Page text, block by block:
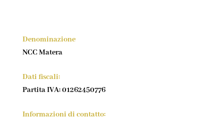
Denominazione
NCC Matera
Dati fiscali:
Partita IVA: 01262450776
Informazioni di contatto: